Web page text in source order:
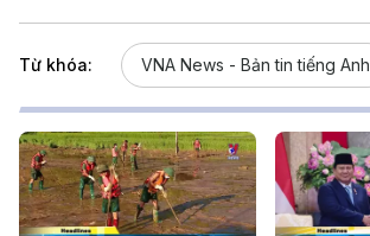
Từ khóa: VNA News - Bản tin tiếng Anh